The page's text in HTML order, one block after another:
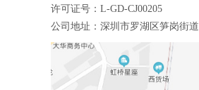
许可证号：L-GD-CJ00205
公司地址：深圳市罗湖区笋岗街